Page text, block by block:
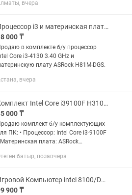
от конфигурации).
вчера
Процессор i3 и материнская плата ASRock
000 ₸
в комплекте б/у процессор
Core i3-4130 3.40 GHz и
плату ASRock H81M-DGS.
вчера
Комплект Intel Core i39100F H310CMDVS кулер, б/у
000 ₸
комплект б/у комплектующих
Процессор: Intel Core i3‑9100F
Материнская плата: ASRock
стандартный Intel в комплекте
батыр, позавчера
Игровой Компьютер intel 8100/DDR4/1050ti/SSD/БП 500W.
900 ₸